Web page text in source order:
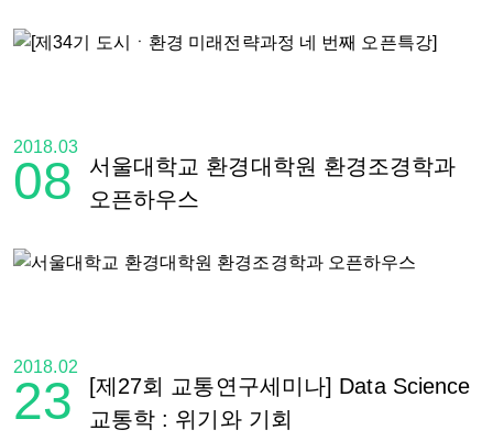
2018.03
08
서울대학교 환경대학원 환경조경학과
오픈하우스
2018.02
23
[제27회 교통연구세미나] Data Science
교통학 : 위기와 기회